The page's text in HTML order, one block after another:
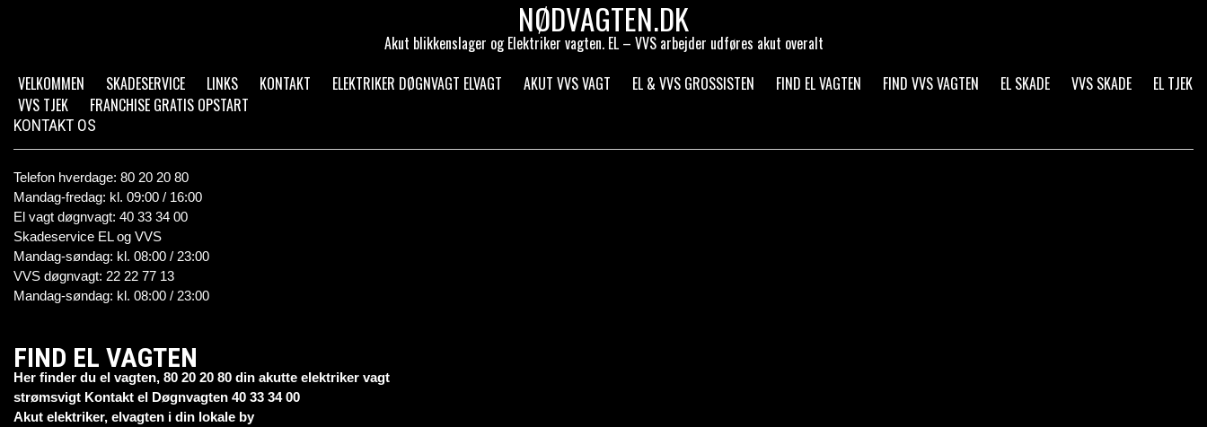
NØDVAGTEN.DK
Akut blikkenslager og Elektriker vagten. EL – VVS arbejder udføres akut overalt
VELKOMMEN
SKADESERVICE LINKS KONTAKT ELEKTRIKER DØGNVAGT ELVAGT AKUT VVS VAGT EL & VVS GROSSISTEN FIND EL VAGTEN FIND VVS VAGTEN EL SKADE VVS SKADE
EL TJEK
VVS TJEK
FRANCHISE GRATIS OPSTART
KONTAKT OS
Telefon hverdage: 80 20 20 80
Mandag-fredag: kl. 09:00 / 16:00
El vagt døgnvagt: 40 33 34 00
Skadeservice EL og VVS
Mandag-søndag: kl. 08:00 / 23:00
VVS døgnvagt: 22 22 77 13
Mandag-søndag: kl. 08:00 / 23:00
FIND EL VAGTEN
Her finder du el vagten, 80 20 20 80 din akutte elektriker vagt
strømsvigt Kontakt el Døgnvagten 40 33 34 00
Akut elektriker, elvagten i din lokale by